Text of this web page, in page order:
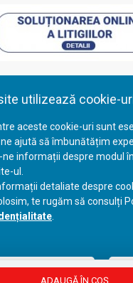
utilizează cookie-
aceste cookie-uri sunt
ajută să îmbunătățim
informații despre modul
ul.
detaliate despre
te rugăm să consulți
setările curente
ADAUGĂ ÎN COŞ